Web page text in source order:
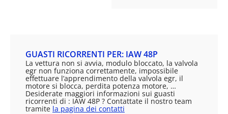
GUASTI RICORRENTI PER: IAW 48P
La vettura non si avvia, modulo bloccato, la valvola
egr non funziona correttamente, impossibile
effettuare l’apprendimento della valvola egr, il
motore si blocca, perdita potenza motore, …
Desiderate maggiori informazioni sui guasti
ricorrenti di : IAW 48P ? Contattate il nostro team
tramite la pagina dei contatti